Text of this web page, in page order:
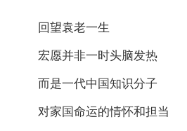
回望袁老一生
宏愿并非一时头脑发热
而是一代中国知识分子
对家国命运的情怀和担当